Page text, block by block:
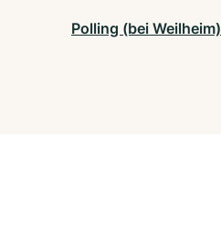
Polling (bei Weilheim)